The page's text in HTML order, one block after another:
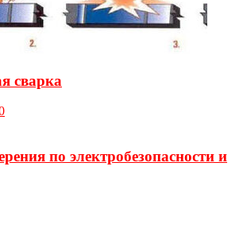
сварка
по электробезопасности и